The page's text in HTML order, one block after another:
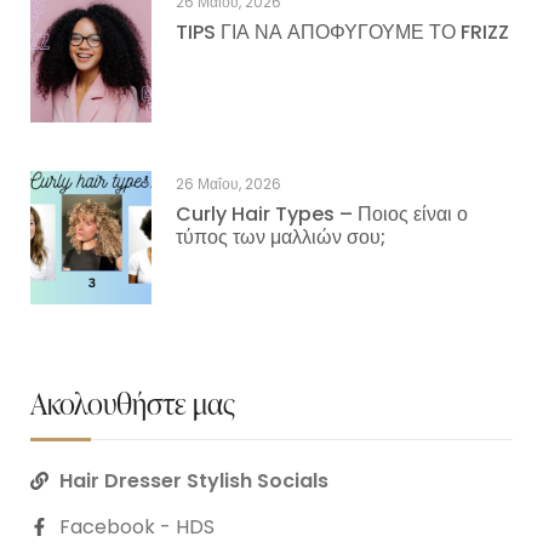
TIPS ΓΙΑ ΝΑ ΑΠΟΦΥΓΟΥΜΕ ΤΟ FRIZZ
26 Μαΐου, 2026
Curly Hair Types – Ποιος είναι ο
τύπος των μαλλιών σου;
Ακολουθήστε μας
Hair Dresser Stylish Socials
Facebook - HDS